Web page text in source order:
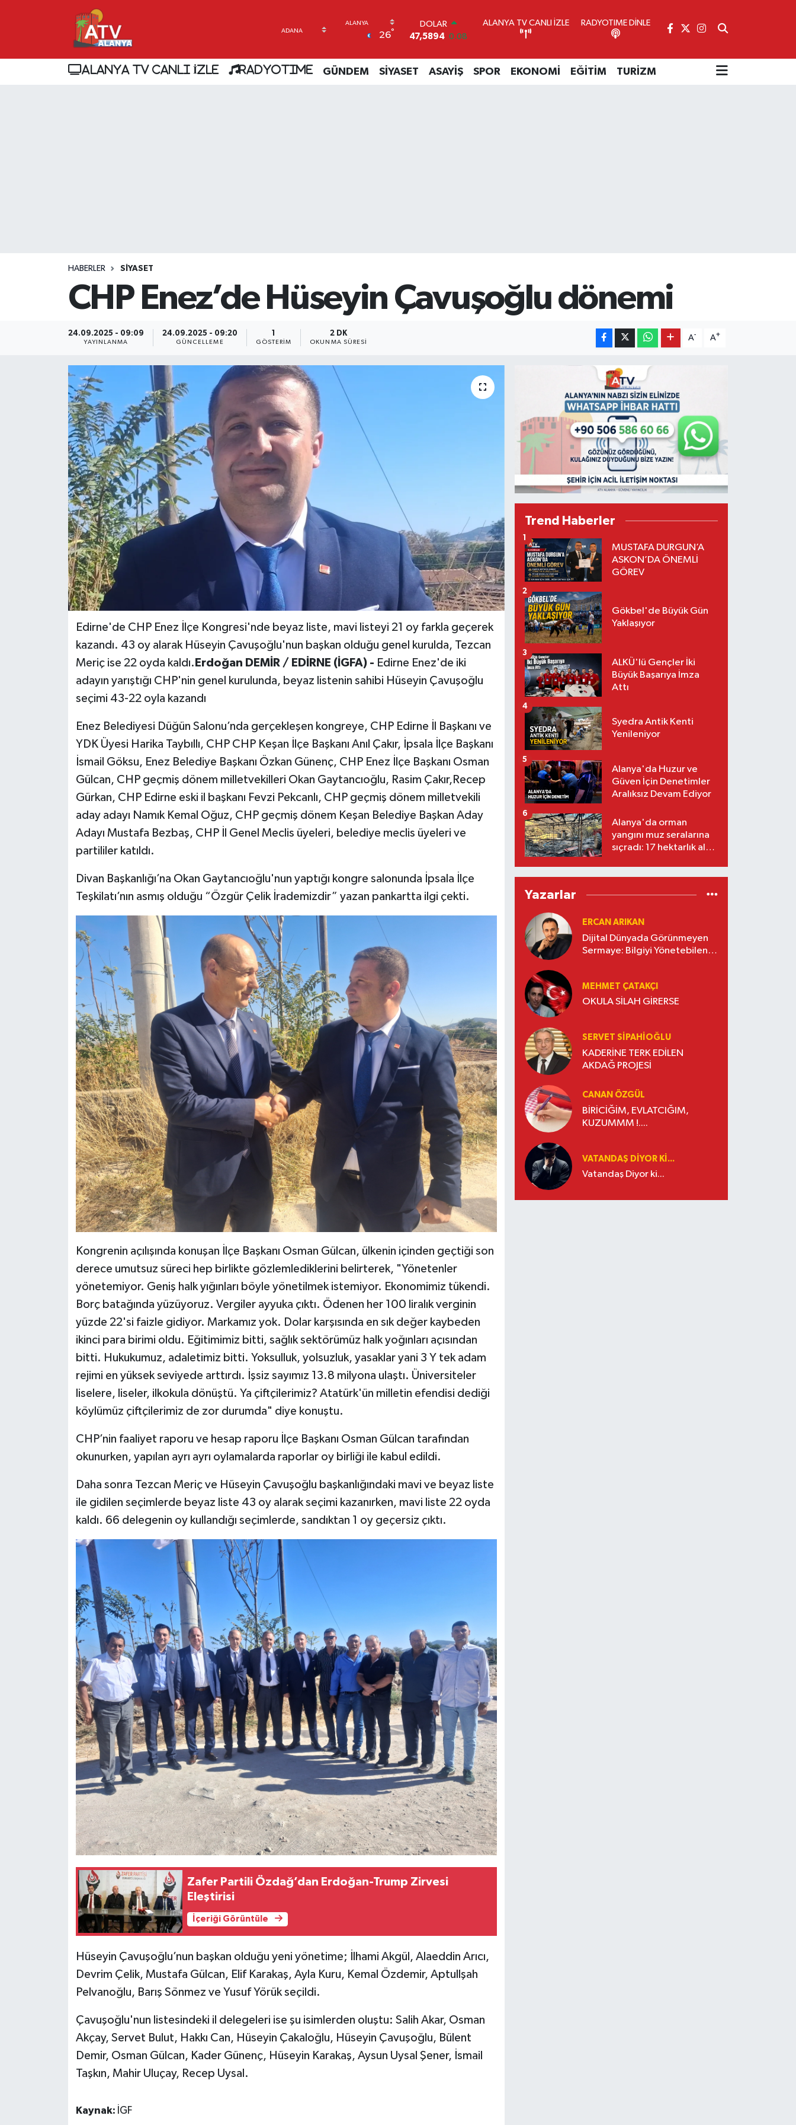
26°
DOLAR
47,5894 0.08
55,0398 -0.02
STERLİN
ALANYA TV CANLI İZLE RADYOTIME DİNLE
ALANYA TV CANLI İZLE RADYOTIME GÜNDEM SİYASET ASAYİŞ SPOR EKONOMİ EĞİTİM TURİZM
HABERLER SİYASET
CHP Enez’de Hüseyin Çavuşoğlu dönemi
24.09.2025 - 09:09
YAYINLANMA
24.09.2025 - 09:20
GÜNCELLEME GÖSTERIM
2 DK
OKUNMA SÜRESI
A- A+
Edirne'de CHP Enez İlçe Kongresi'nde beyaz liste, mavi listeyi 21 oy farkla geçerek
kazandı. 43 oy alarak Hüseyin Çavuşoğlu'nun başkan olduğu genel kurulda, Tezcan
Meriç ise 22 oyda kaldı. Erdoğan DEMİR / EDİRNE (İGFA) - Edirne Enez'de iki
adayın yarıştığı CHP'nin genel kurulunda, beyaz listenin sahibi Hüseyin Çavuşoğlu
seçimi 43-22 oyla kazandı
Enez Belediyesi Düğün Salonu’nda gerçekleşen kongreye, CHP Edirne İl Başkanı ve
YDK Üyesi Harika Taybıllı, CHP CHP Keşan İlçe Başkanı Anıl Çakır, İpsala İlçe Başkanı
İsmail Göksu, Enez Belediye Başkanı Özkan Günenç, CHP Enez İlçe Başkanı Osman
Gülcan, CHP geçmiş dönem milletvekilleri Okan Gaytancıoğlu, Rasim Çakır,Recep
Gürkan, CHP Edirne eski il başkanı Fevzi Pekcanlı, CHP geçmiş dönem milletvekili
aday adayı Namık Kemal Oğuz, CHP geçmiş dönem Keşan Belediye Başkan Aday
Adayı Mustafa Bezbaş, CHP İl Genel Meclis üyeleri, belediye meclis üyeleri ve
partililer katıldı.
Divan Başkanlığı’na Okan Gaytancıoğlu'nun yaptığı kongre salonunda İpsala İlçe
Teşkilatı’nın asmış olduğu “Özgür Çelik İrademizdir” yazan pankartta ilgi çekti.
Kongrenin açılışında konuşan İlçe Başkanı Osman Gülcan, ülkenin içinden geçtiği son
derece umutsuz süreci hep birlikte gözlemlediklerini belirterek, "Yönetenler
yönetemiyor. Geniş halk yığınları böyle yönetilmek istemiyor. Ekonomimiz tükendi.
Borç batağında yüzüyoruz. Vergiler ayyuka çıktı. Ödenen her 100 liralık verginin
yüzde 22'si faizle gidiyor. Markamız yok. Dolar karşısında en sık değer kaybeden
ikinci para birimi oldu. Eğitimimiz bitti, sağlık sektörümüz halk yoğınları açısından
bitti. Hukukumuz, adaletimiz bitti. Yoksulluk, yolsuzluk, yasaklar yani 3 Y tek adam
rejimi en yüksek seviyede arttırdı. İşsiz sayımız 13.8 milyona ulaştı. Üniversiteler
liselere, liseler, ilkokula dönüştü. Ya çiftçilerimiz? Atatürk'ün milletin efendisi dediği
köylümüz çiftçilerimiz de zor durumda" diye konuştu.
CHP’nin faaliyet raporu ve hesap raporu İlçe Başkanı Osman Gülcan tarafından
okunurken, yapılan ayrı ayrı oylamalarda raporlar oy birliği ile kabul edildi.
Daha sonra Tezcan Meriç ve Hüseyin Çavuşoğlu başkanlığındaki mavi ve beyaz liste
ile gidilen seçimlerde beyaz liste 43 oy alarak seçimi kazanırken, mavi liste 22 oyda
kaldı. 66 delegenin oy kullandığı seçimlerde, sandıktan 1 oy geçersiz çıktı.
Zafer Partili Özdağ’dan Erdoğan-Trump Zirvesi
Eleştirisi
İçeriği Görüntüle
Hüseyin Çavuşoğlu’nun başkan olduğu yeni yönetime; İlhami Akgül, Alaeddin Arıcı,
Devrim Çelik, Mustafa Gülcan, Elif Karakaş, Ayla Kuru, Kemal Özdemir, Aptullşah
Pelvanoğlu, Barış Sönmez ve Yusuf Yörük seçildi.
Çavuşoğlu'nun listesindeki il delegeleri ise şu isimlerden oluştu: Salih Akar, Osman
Akçay, Servet Bulut, Hakkı Can, Hüseyin Çakaloğlu, Hüseyin Çavuşoğlu, Bülent
Demir, Osman Gülcan, Kader Günenç, Hüseyin Karakaş, Aysun Uysal Şener, İsmail
Taşkın, Mahir Uluçay, Recep Uysal.
Kaynak: İGF
Trend Haberler
MUSTAFA DURGUN’A
ASKON’DA ÖNEMLİ
GÖREV
1
Gökbel'de Büyük Gün
Yaklaşıyor
2
ALKÜ'lü Gençler İki
Büyük Başarıya İmza
Attı
3
Syedra Antik Kenti
Yenileniyor
4
Alanya'da Huzur ve
Güven İçin Denetimler
Aralıksız Devam Ediyor
5
Alanya'da orman
yangını muz seralarına
sıçradı: 17 hektarlık alan
6
Yazarlar
ERCAN ARIKAN
Dijital Dünyada Görünmeyen
Sermaye: Bilgiyi Yönetebilen
MEHMET ÇATAKÇI
OKULA SİLAH GİRERSE
SERVET SİPAHİOĞLU
KADERİNE TERK EDİLEN
AKDAĞ PROJESİ
CANAN ÖZGÜL
BİRİCİĞİM, EVLATCIĞIM,
KUZUMMM !....
VATANDAŞ DIYOR KI...
Vatandaş Diyor ki...